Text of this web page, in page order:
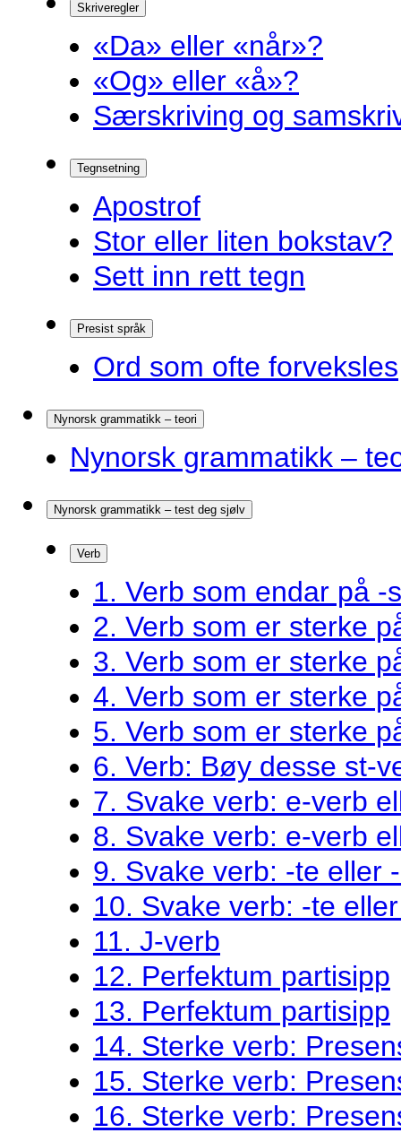
Skriveregler
«Da» eller «når»?
«Og» eller «å»?
Særskriving og
Tegnsetning
Apostrof
Stor eller liten bokstav?
Sett inn rett tegn
Presist språk
Ord som ofte forveksles
Nynorsk grammatikk – teori
Nynorsk grammatikk –
Nynorsk grammatikk – test deg sjølv
Verb
1. Verb som endar på -
2. Verb som er sterke
3. Verb som er sterke
4. Verb som er sterke
5. Verb som er sterke
6. Verb: Bøy desse st-
7. Svake verb: e-verb
8. Svake verb: e-verb
9. Svake verb: -te eller
10. Svake verb: -te
11. J-verb
12. Perfektum partisipp
13. Perfektum partisipp
14. Sterke verb:
15. Sterke verb:
16. Sterke verb: